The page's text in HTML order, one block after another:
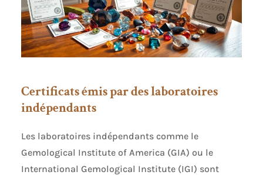
Certificats émis par des laboratoires
indépendants
Les laboratoires indépendants comme le
Gemological Institute of America (GIA) ou le
International Gemological Institute (IGI) sont